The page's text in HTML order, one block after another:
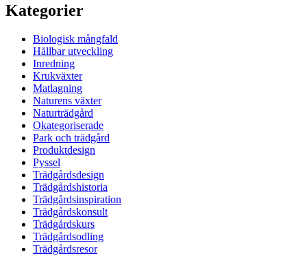
Kategorier
Biologisk mångfald
Hållbar utveckling
Inredning
Krukväxter
Matlagning
Naturens växter
Naturträdgård
Okategoriserade
Park och trädgård
Produktdesign
Pyssel
Trädgårdsdesign
Trädgårdshistoria
Trädgårdsinspiration
Trädgårdskonsult
Trädgårdskurs
Trädgårdsodling
Trädgårdsresor